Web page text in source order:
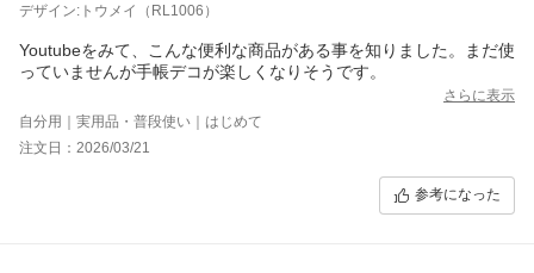
デザイン:トウメイ（RL1006）
Youtubeをみて、こんな便利な商品がある事を知りました。まだ使
っていませんが手帳デコが楽しくなりそうです。
さらに表示
自分用｜実用品・普段使い｜はじめて
注文日：2026/03/21
参考になった